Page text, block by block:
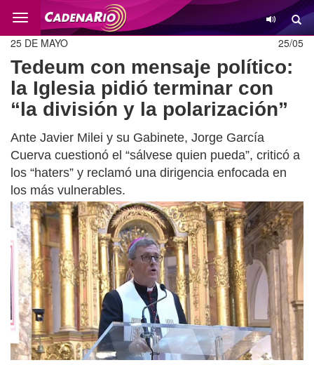
Cambio
25/05
25 DE MAYO
Tedeum con mensaje político:
la Iglesia pidió terminar con
“la división y la polarización”
Ante Javier Milei y su Gabinete, Jorge García
Cuerva cuestionó el “sálvese quien pueda”, criticó a
los “haters” y reclamó una dirigencia enfocada en
los más vulnerables.